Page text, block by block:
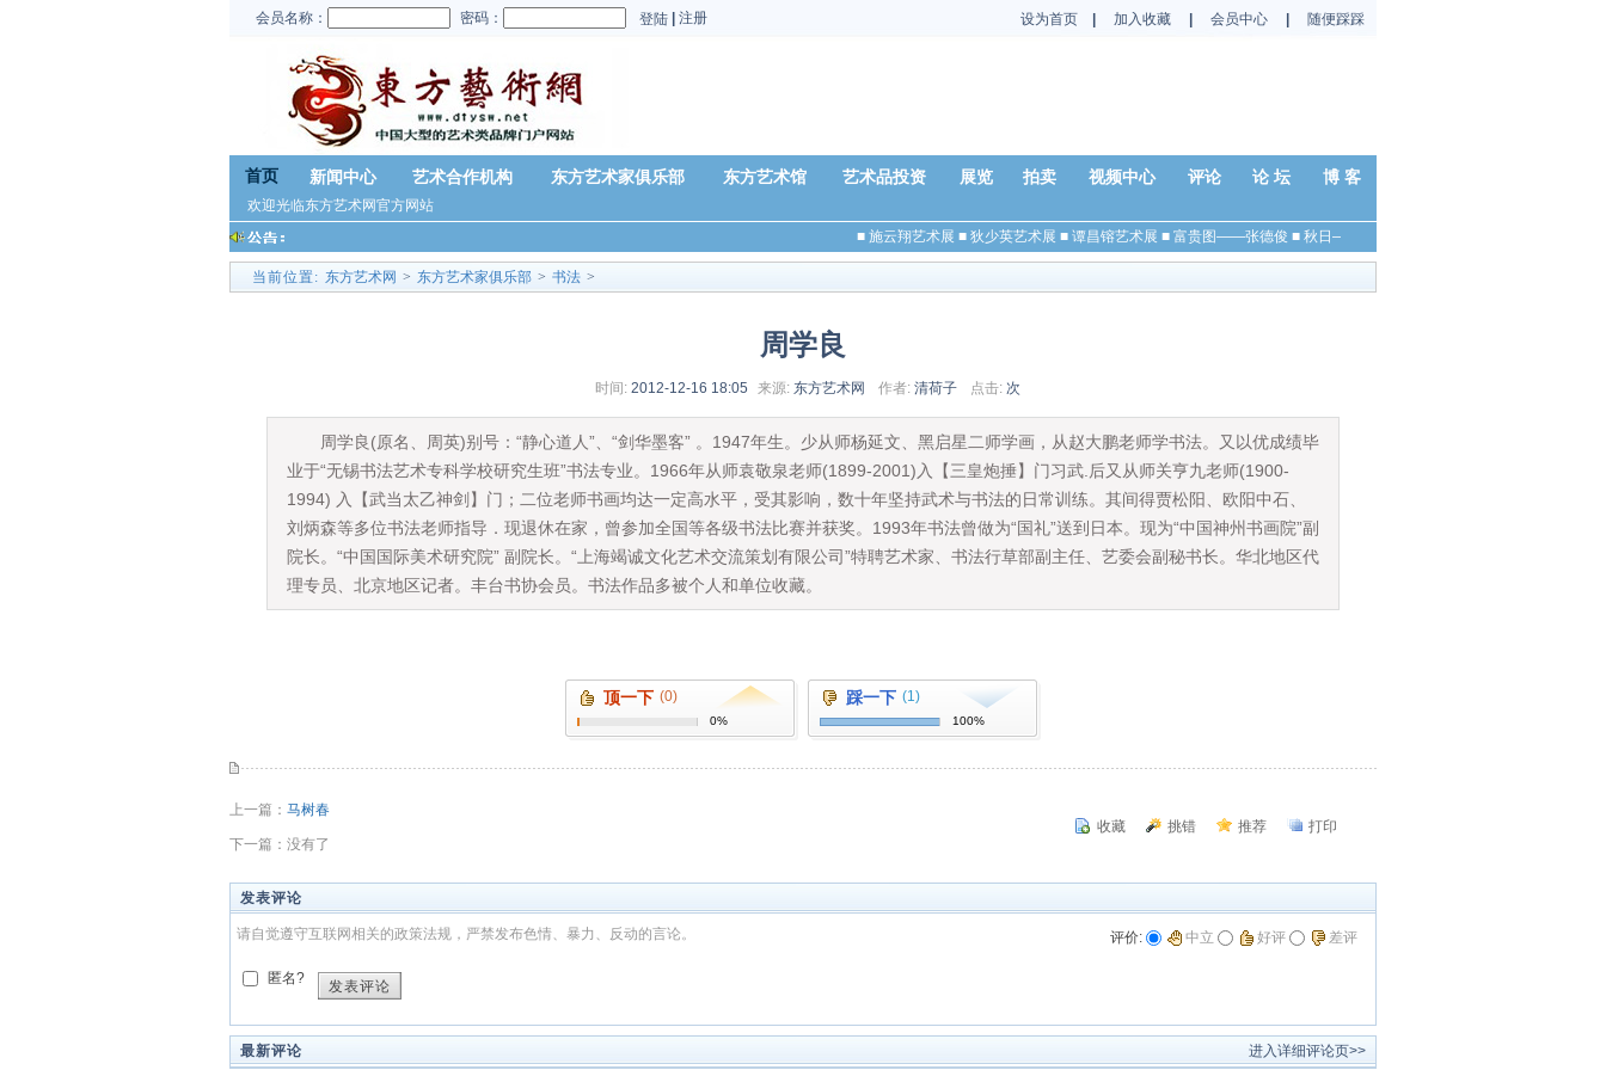
会员名称： 密码： 登陆| 注册 设为首页 加入收藏 会员中心 随便踩踩
首页 新闻中心 艺术合作机构 东方艺术家俱乐部 东方艺术馆 艺术品投资 展览 拍卖 视频中心 评论 论 坛 博 客
欢迎光临东方艺术网官方网站
■ 施云翔艺术展 ■ 狄少英艺术展 ■ 谭昌镕艺术展 ■ 富贵图——张德俊 ■ 秋日——杨国平
当前位置: 东方艺术网 > 东方艺术家俱乐部 > 书法 >
周学良
时间: 2012-12-16 18:05 来源: 东方艺术网 作者: 清荷子 点击: 次
周学良(原名、周英)别号：“静心道人”、“剑华墨客” 。1947年生。少从师杨延文、黑启星二师学画，从赵大鹏老师学书法。又以优成绩毕
业于“无锡书法艺术专科学校研究生班”书法专业。1966年从师袁敬泉老师(1899-2001)入【三皇炮捶】门习武.后又从师关亨九老师(1900-
1994) 入【武当太乙神剑】门；二位老师书画均达一定高水平，受其影响，数十年坚持武术与书法的日常训练。其间得贾松阳、欧阳中石、
刘炳森等多位书法老师指导．现退休在家，曾参加全国等各级书法比赛并获奖。1993年书法曾做为“国礼”送到日本。现为“中国神州书画院”副
院长。“中国国际美术研究院” 副院长。“上海竭诚文化艺术交流策划有限公司”特聘艺术家、书法行草部副主任、艺委会副秘书长。华北地区代
理专员、北京地区记者。丰台书协会员。书法作品多被个人和单位收藏。
顶一下 (0)
0%
踩一下 (1)
100%
上一篇： 马树春
下一篇：没有了
收藏 挑错 推荐 打印
发表评论
请自觉遵守互联网相关的政策法规，严禁发布色情、暴力、反动的言论。 评价: 中立 好评 差评
匿名?
发表评论
最新评论 进入详细评论页>>